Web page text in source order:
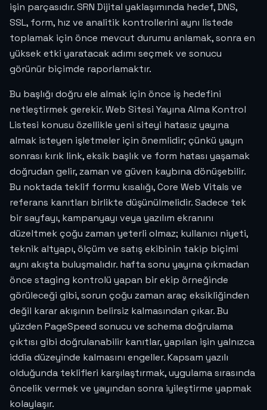
işin parçasıdır. SRN Dijital yaklaşımında hedef, DNS,
SSL, form, hız ve analitik kontrollerini aynı listede
toplamak için önce mevcut durumu anlamak, sonra en
yüksek etki yaratacak adımı seçmek ve sonucu
görünür biçimde raporlamaktır.
Bu başlığı doğru ele almak için önce iş hedefini
netleştirmek gerekir. Web Sitesi Yayına Alma Kontrol
Listesi konusu özellikle yeni siteyi hatasız yayına
almak isteyen işletmeler için önemlidir; çünkü yayın
sonrası kırık link, eksik başlık ve form hatası yaşamak
doğrudan gelir, zaman ve güven kaybına dönüşebilir.
Bu noktada teklif formu kısalığı, Core Web Vitals ve
referans kanıtları birlikte düşünülmelidir. Sadece tek
bir sayfayı, kampanyayı veya yazılım ekranını
düzeltmek çoğu zaman yeterli olmaz; kullanıcı niyeti,
teknik altyapı, ölçüm ve satış ekibinin takip biçimi
aynı akışta buluşmalıdır. hafta sonu yayına çıkmadan
önce staging kontrolü yapan bir ekip örneğinde
görüleceği gibi, sorun çoğu zaman araç eksikliğinden
değil karar akışının belirsiz kalmasından çıkar. Bu
yüzden PageSpeed sonucu ve schema doğrulama
çıktısı gibi doğrulanabilir kanıtlar, yapılan işin yalnızca
iddia düzeyinde kalmasını engeller. Kapsam yazılı
olduğunda teklifleri karşılaştırmak, uygulama sırasında
öncelik vermek ve yayından sonra iyileştirme yapmak
kolaylaşır.